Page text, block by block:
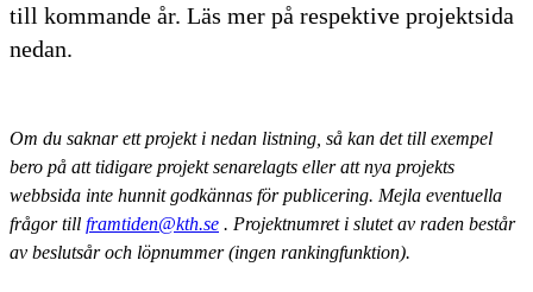
till kommande år. Läs mer på respektive projektsida
nedan.
Om du saknar ett projekt i nedan listning, så kan det till exempel
bero på att tidigare projekt senarelagts eller att nya projekts
webbsida inte hunnit godkännas för publicering. Mejla eventuella
frågor till framtiden@kth.se . Projektnumret i slutet av raden består
av beslutsår och löpnummer (ingen rankingfunktion).